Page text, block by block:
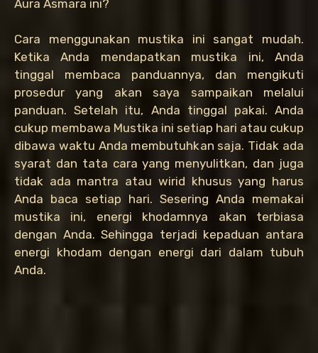
Aura Asmara ini?
Cara menggunakan mustika ini sangat mudah.
Ketika Anda mendapatkan mustika ini, Anda
tinggal membaca panduannya, dan mengikuti
prosedur yang akan saya sampaikan melalui
panduan. Setelah itu, Anda tinggal pakai. Anda
cukup membawa Mustika ini setiap hari atau cukup
dibawa waktu Anda membutuhkan saja. Tidak ada
syarat dan tata cara yang menyulitkan, dan juga
tidak ada mantra atau wirid khusus yang harus
Anda baca setiap hari. Sesering Anda memakai
mustika ini, energi khodamnya akan terbiasa
dengan Anda. Sehingga terjadi kepaduan antara
energi khodam dengan energi dari dalam tubuh
Anda.